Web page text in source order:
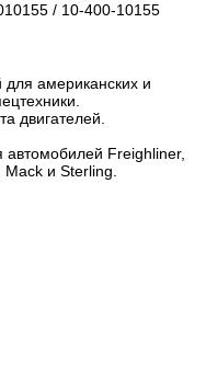
/ 10-400-10155
американских и
двигателей.
автомобилей Freighliner,
и Sterling.